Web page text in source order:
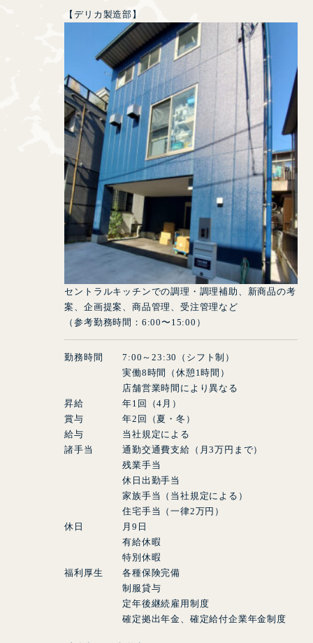
【デリカ製造部】
セントラルキッチンでの調理・調理補助、新商品の考
案、企画提案、商品管理、受注管理など
（参考勤務時間：6:00〜15:00）
勤務時間7:00 ～23:30
（シフト制）
実働8時間（休憩 1時間）
店舗営業時間により異なる
昇給 年1 回（4 月）
賞与 年2 回（夏・冬）
給与 当社規定による
諸手当 通勤交通費支給（月3万円まで）
残業手当
休日出勤手当
家族手当（当社規定による）
住宅手当（一律2万円）
休日 月 9 日
有給休暇
特別休暇
福利厚生 各種保険完備
制服貸与
定年後継続雇用制度
確定拠出年金、確定給付企業年金制度